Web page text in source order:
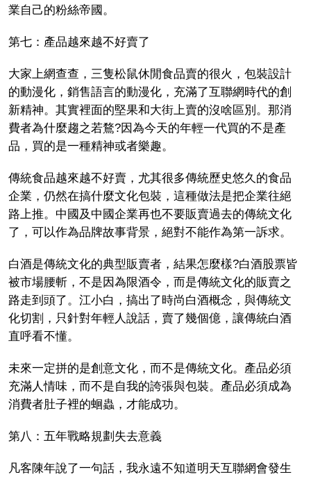
業自己的粉絲帝國。
第七：產品越來越不好賣了
大家上網查查，三隻松鼠休閒食品賣的很火，包裝設計
的動漫化，銷售語言的動漫化，充滿了互聯網時代的創
新精神。其實裡面的堅果和大街上賣的沒啥區別。那消
費者為什麼趨之若鶩?因為今天的年輕一代買的不是產
品，買的是一種精神或者樂趣。
傳統食品越來越不好賣，尤其很多傳統歷史悠久的食品
企業，仍然在搞什麼文化包裝，這種做法是把企業往絕
路上推。中國及中國企業再也不要販賣過去的傳統文化
了，可以作為品牌故事背景，絕對不能作為第一訴求。
白酒是傳統文化的典型販賣者，結果怎麼樣?白酒股票皆
被市場腰斬，不是因為限酒令，而是傳統文化的販賣之
路走到頭了。江小白，搞出了時尚白酒概念，與傳統文
化切割，只針對年輕人說話，賣了幾個億，讓傳統白酒
直呼看不懂。
未來一定拼的是創意文化，而不是傳統文化。產品必須
充滿人情味，而不是自我的誇張與包裝。產品必須成為
消費者肚子裡的蛔蟲，才能成功。
第八：五年戰略規劃失去意義
凡客陳年說了一句話，我永遠不知道明天互聯網會發生